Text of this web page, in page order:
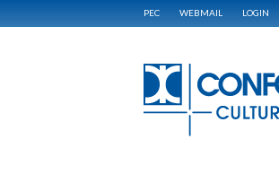
PEC WEBMAIL LOGIN